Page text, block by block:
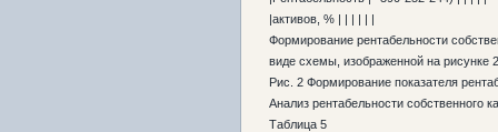
|активов, % | | | | | |
Формирование рентабельности
виде схемы, изображенной на рисунке
Рис. 2 Формирование показателя
Анализ рентабельности собственного
Таблица 5